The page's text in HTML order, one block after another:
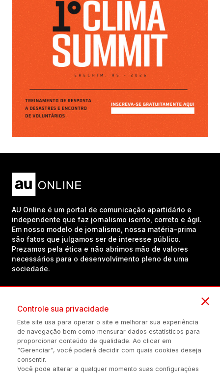
AU Online é um portal de comunicação apartidário e
independente que faz jornalismo isento, correto e ágil.
Em nosso modelo de jornalismo, nossa matéria-prima
são fatos que julgamos ser de interesse público.
Prezamos pela ética e não abrimos mão de valores
necessários para o desenvolvimento pleno de uma
sociedade.
(54) 98434-8385
Política de privacidade Configuração de Cookies Quem Somos
Controle sua privacidade
Este site usa para operar o site e melhorar sua experiência
de navegação bem como mensurar dados estatísticos para
proporcionar conteúdo de qualidade. Ao clicar em
“Gerenciar”, você poderá decidir com quais cookies deseja
consentir.
Você pode alterar a qualquer momento suas configurações